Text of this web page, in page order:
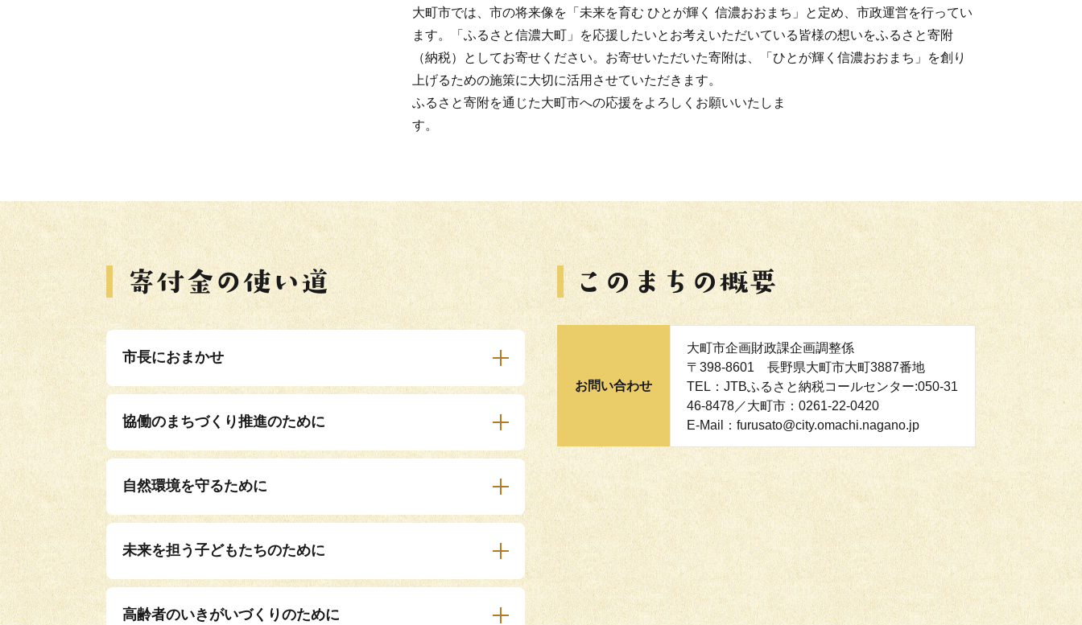
大町市では、市の将来像を「未来を育む ひとが輝く 信濃おおまち」と定め、市政運営を行ってい
ます。「ふるさと信濃大町」を応援したいとお考えいただいている皆様の想いをふるさと寄附
（納税）としてお寄せください。お寄せいただいた寄附は、「ひとが輝く信濃おおまち」を創り
上げるための施策に大切に活用させていただきます。
ふるさと寄附を通じた大町市への応援をよろしくお願いいたしま
す。
市長におまかせ
協働のまちづくり推進のために
自然環境を守るために
未来を担う子どもたちのために
高齢者のいきがいづくりのために
お問い合わせ
大町市企画財政課企画調整係
〒398-8601 長野県大町市大町3887番地
TEL：JTBふるさと納税コールセンター:050-31
46-8478／大町市：0261‐22‐0420
E-Mail：furusato@city.omachi.nagano.jp